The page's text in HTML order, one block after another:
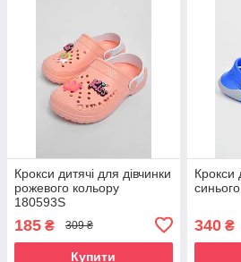
Крокси дитячі для дівчинки
рожевого кольору
180593S
185 ₴ 309 ₴
Купити
Крокси
340₴